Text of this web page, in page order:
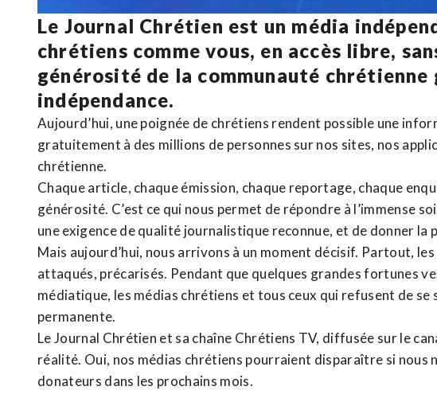
Le Journal Chrétien est un média
chrétiens comme vous, en accès libre,
générosité de la communauté chrétienne
indépendance.
Aujourd’hui, une poignée de chrétiens rendent possible une
gratuitement à des millions de personnes sur nos sites, nos
chrétienne.
Chaque article, chaque émission, chaque reportage, chaque
générosité. C’est ce qui nous permet de répondre à l’immense
une exigence de qualité journalistique reconnue, et de donner la
Mais aujourd’hui, nous arrivons à un moment décisif. Partout,
attaqués, précarisés. Pendant que quelques grandes fortunes
médiatique, les médias chrétiens et tous ceux qui refusent de
permanente.
Le Journal Chrétien et sa chaîne Chrétiens TV, diffusée sur le
réalité. Oui, nos médias chrétiens pourraient disparaître si nous
donateurs dans les prochains mois.